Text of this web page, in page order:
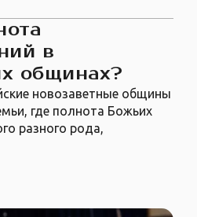
в
общинах?
новозаветные общины
где полнота Божьих
разного рода,